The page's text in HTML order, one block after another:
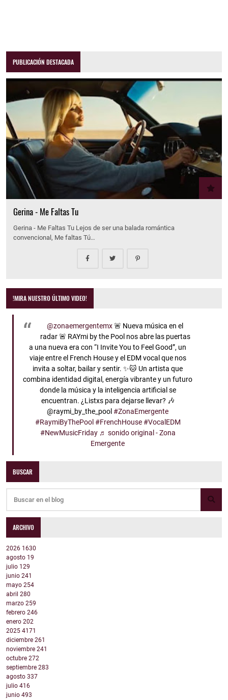
PUBLICACIÓN DESTACADA
Gerina - Me Faltas Tu
Gerina - Me Faltas Tu Lejos de ser una balada romántica
convencional, Me faltas Tú…
!MIRA NUESTRO ÚLTIMO VIDEO!
@zonaemergentemx🚨 Nueva música en el
radar 🚨 RAYmi by the Pool nos abre las puertas
a una nueva era con “I Invite You to Feel Good”, un
viaje entre el French House y el EDM vocal que nos
invita a soltar, bailar y sentir. ✨🐱 Un artista que
combina identidad digital, energía vibrante y un futuro
donde la música y la inteligencia artificial se
encuentran. ¿Listxs para dejarse llevar? 🎶
@raymi_by_the_pool#ZonaEmergente
#RaymiByThePool #FrenchHouse #VocalEDM
#NewMusicFriday ♬ sonido original - Zona
Emergente
BUSCAR
ARCHIVO
2026 1630
agosto 19
julio 129
junio 241
mayo 254
abril 280
marzo 259
febrero 246
enero 202
2025 4171
diciembre 261
noviembre 241
octubre 272
septiembre 283
agosto 337
julio 416
junio 493